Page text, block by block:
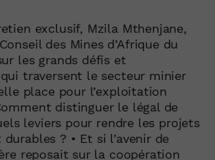
exclusif, Mzila Mthenjane,
des Mines d’Afrique du
les grands défis et
traversent le secteur minier
place pour l’exploitation
distinguer le légal de
leviers pour rendre les projets
durables ? • Et si l’avenir de
reposait sur la coopération